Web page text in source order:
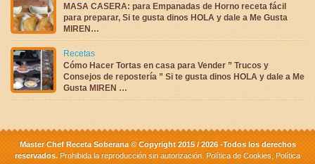
MASA CASERA: para Empanadas de Horno receta fácil
para preparar, Si te gusta dinos HOLA y dale a Me Gusta
MIREN…
Recetas
Cómo Hacer Tortas en casa para Vender ” Trucos y
Consejos de repostería ” Si te gusta dinos HOLA y dale a Me
Gusta MIREN …
Master Chef Receta Soberana © Copyright 2015 / 2026 -Todos los derechos
reservados. Prohibida la reproducción sin autorización. Política de Cookies, Política